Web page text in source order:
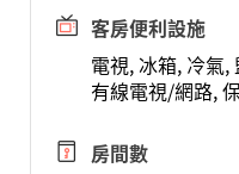
客房便利設施
電視, 冰箱, 冷氣,
有線電視/網路,
房間數